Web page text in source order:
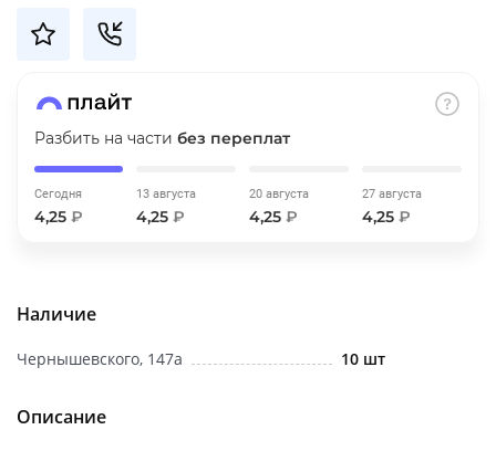
Разбить на части без переплат
Сегодня
4,25 ₽
13 августа
4,25 ₽
20 августа
4,25 ₽
27 августа
4,25 ₽
Описание
Наличие
Чернышевского, 147а 10 шт
об оплате Плайтом
раз в 2
недели
Остались вопросы?
plait.ru